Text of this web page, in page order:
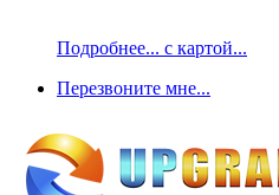
Подробнее... с картой...
Перезвоните мне...